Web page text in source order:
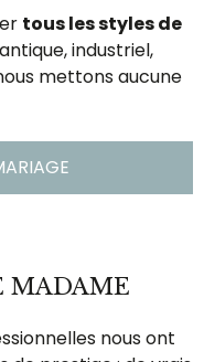
tous les styles de
industriel,
mettons aucune
MADAME
nous ont